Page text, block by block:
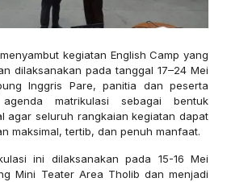
kegiatan English Camp yang
dilaksanakan pada tanggal 17–24 Mei
Inggris Pare, panitia dan peserta
agenda matrikulasi sebagai bentuk
agar seluruh rangkaian kegiatan dapat
maksimal, tertib, dan penuh manfaat.
ini dilaksanakan pada 15-16 Mei
Mini Teater Area Tholib dan menjadi